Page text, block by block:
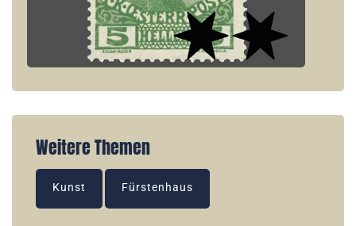
Weitere Themen
Kunst Fürstenhaus